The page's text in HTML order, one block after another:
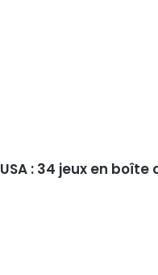
USA : 34 jeux en